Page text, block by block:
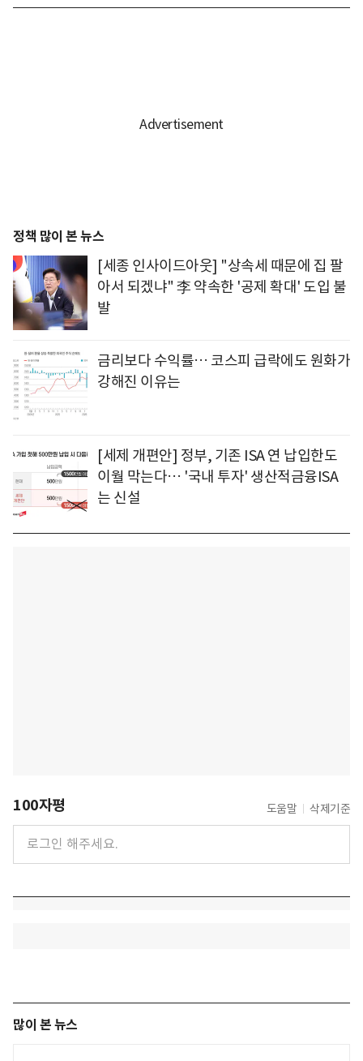
정책 많이 본 뉴스
[세종 인사이드아웃] "상속세 때문에 집 팔
아서 되겠냐" 李 약속한 '공제 확대' 도입 불
발
금리보다 수익률… 코스피 급락에도 원화가
강해진 이유는
[세제 개편안] 정부, 기존 ISA 연 납입한도
이월 막는다… '국내 투자' 생산적금융ISA
는 신설
100자평 도움말 삭제기준
많이 본 뉴스